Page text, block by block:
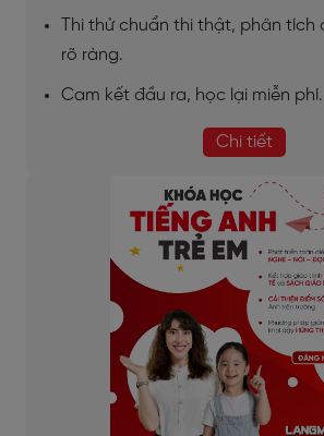
Thi thử chuẩn thi thật, phân tích
rõ ràng.
Cam kết đầu ra, học lại miễn phí.
Chi tiết